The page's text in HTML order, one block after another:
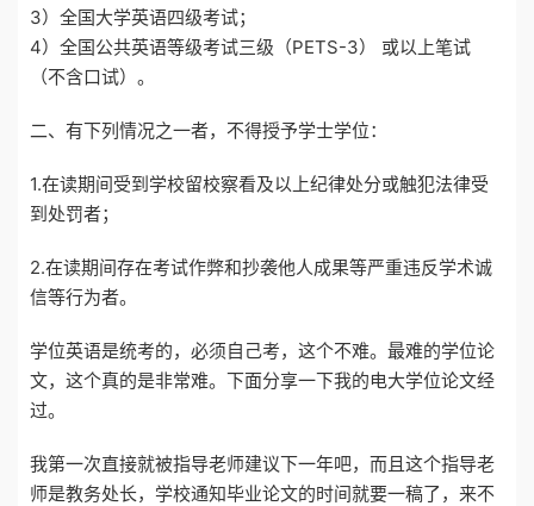
3）全国大学英语四级考试；
4）全国公共英语等级考试三级（PETS-3） 或以上笔试
（不含口试）。
二、有下列情况之一者，不得授予学士学位：
1.在读期间受到学校留校察看及以上纪律处分或触犯法律受
到处罚者；
2.在读期间存在考试作弊和抄袭他人成果等严重违反学术诚
信等行为者。
学位英语是统考的，必须自己考，这个不难。最难的学位论
文，这个真的是非常难。下面分享一下我的电大学位论文经
过。
我第一次直接就被指导老师建议下一年吧，而且这个指导老
师是教务处长，学校通知毕业论文的时间就要一稿了，来不